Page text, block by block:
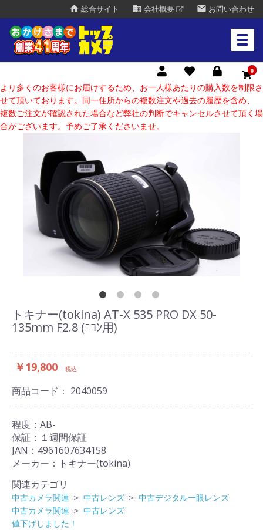
home 総合サイト business 会社概要 mail お問い合わせ
0
より多くのお客様にお届けするため、お一人様あたりの購入数を制限さ
せて頂いております。同一住所からの複数注文や過去の履歴を含め、
複数ご注文が確認された場合など弊社の判断でキャンセルさせて頂く場
合がございます。予めご了承くださいませ。
トキナー(tokina) AT-X 535 PRO DX 50-
135mm F2.8 (ﾆｺﾝ用)
￥19,800 税込
商品コード： 2040059
程度：AB-
保証：１週間保証
JAN：4961607634158
メーカー：トキナー(tokina)
関連カテゴリ
中古カメラ関連 ＞ 中古レンズ ＞ 中古デジタル一眼レンズ
中古カメラ関連 ＞ 中古レンズ
値下げしました！